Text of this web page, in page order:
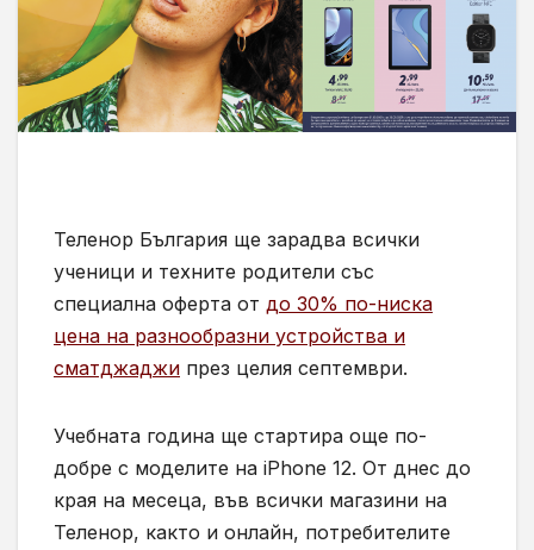
Теленор България ще зарадва всички
ученици и техните родители със
специална оферта от до 30% по-ниска
цена на разнообразни устройства и
сматджаджи през целия септември.
Учебната година ще стартира още по-
добре с моделите на iPhone 12. От днес до
края на месеца, във всички магазини на
Теленор, както и онлайн, потребителите